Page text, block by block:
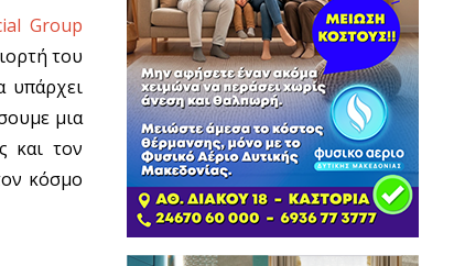
Group
του
υπάρχει
μια
και τον
κόσμο